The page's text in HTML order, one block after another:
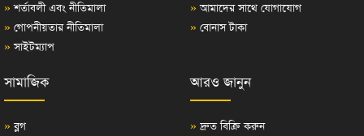
» শর্তাবলী এবং নীতিমালা
» গোপনীয়তার নীতিমালা
» সাইটম্যাপ
» আমাদের সাথে যোগাযোগ
» বোনাস টাকা
সামাজিক
» ব্লগ
আরও জানুন
» দ্রুত বিক্রি করুন